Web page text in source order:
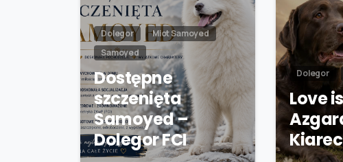
Dolegor
Miot Samoyed
Samoyed
Dostępne
szczenięta
Samoyed –
Dolegor FCI
Dolegor
Love